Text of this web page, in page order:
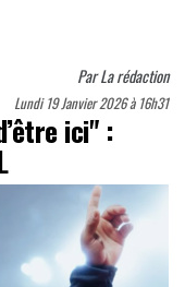
ParLa rédaction
Lundi 19 Janvier 2026 à 16h31
ici" :